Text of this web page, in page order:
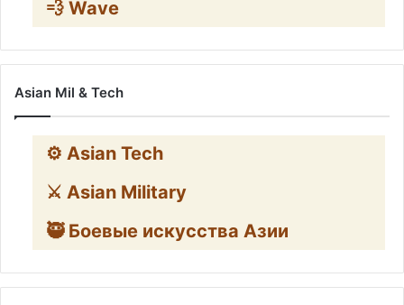
💨 Wave
Asian Mil & Tech
⚙️ Asian Tech
⚔️ Asian Military
🥷 Боевые искусства Азии